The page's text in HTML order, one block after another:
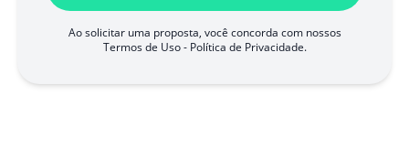
Ao solicitar uma proposta, você concorda com nossos
Termos de Uso- Política de Privacidade.